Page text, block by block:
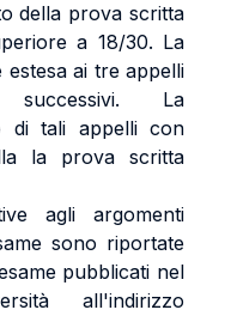
della prova scritta
a 18/30. La
ai tre appelli
successivi. La
di tali appelli con
la prova scritta
agli argomenti
sono riportate
pubblicati nel
all'indirizzo